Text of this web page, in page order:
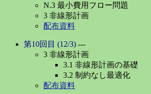
N.3 最小費用フロー問題
3 非線形計画
配布資料
第10回目 (12/3) ---
3 非線形計画
3.1 非線形計画の基礎
3.2 制約なし最適化
配布資料